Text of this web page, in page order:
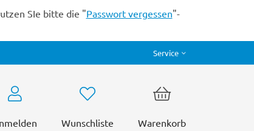
SIe bitte die "Passwort vergessen"-
Service
Wunschliste Warenkorb